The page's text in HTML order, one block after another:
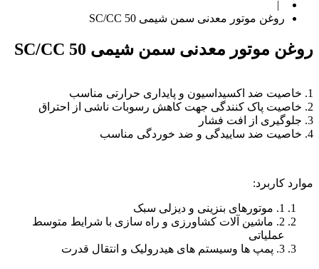
|
روغن موتور معدنی سمن شیمی 50 SC/CC
روغن موتور معدنی سمن شیمی 50 SC/CC
1. خاصیت ضد اکسیداسیون و پایداری حرارتی مناسب
2. خاصیت پاک کنندگی جهت کاهش رسوبات ناشی از احتراق
3. جلوگیری از افت فشار
4. خاصیت ضد ساییدگی و ضد خوردگی مناسب
موارد کاربرد:
1. موتورهای بنزینی و دیزلی سبک
2. ماشین آلات کشاورزی و راه سازی با شرایط متوسط
عملیاتی
3. پمپ ها وسیستم های هیدرولیک و انتقال قدرت